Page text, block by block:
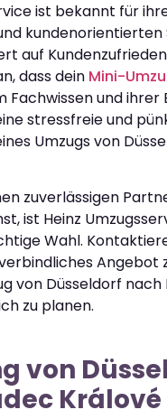
ist bekannt für
kundenorientierten
auf
dass dein Mini-
Fachwissen und ihrer
stressfreie und
Umzugs von
zuverlässigen
ist Heinz
Wahl.
Angebot
von Düsseldorf nach
zu planen.
von
Králové